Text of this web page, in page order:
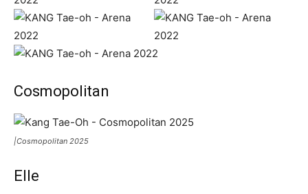
Cosmopolitan
|Cosmopolitan 2025
Elle